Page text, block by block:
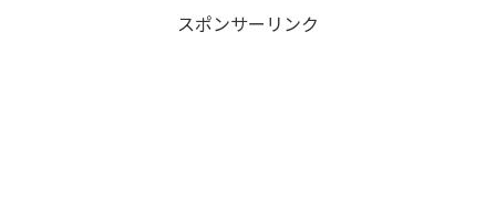
スポンサーリンク